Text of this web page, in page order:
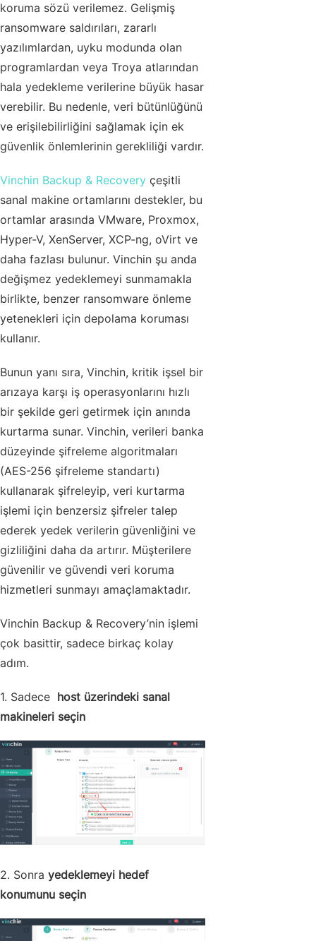
koruma sözü verilemez. Gelişmiş
ransomware saldırıları, zararlı
yazılımlardan, uyku modunda olan
programlardan veya Troya atlarından
hala yedekleme verilerine büyük hasar
verebilir. Bu nedenle, veri bütünlüğünü
ve erişilebilirliğini sağlamak için ek
güvenlik önlemlerinin gerekliliği vardır.
Vinchin Backup & Recovery çeşitli
sanal makine ortamlarını destekler, bu
ortamlar arasında VMware, Proxmox,
Hyper-V, XenServer, XCP-ng, oVirt ve
daha fazlası bulunur. Vinchin şu anda
değişmez yedeklemeyi sunmamakla
birlikte, benzer ransomware önleme
yetenekleri için depolama koruması
kullanır.
Bunun yanı sıra, Vinchin, kritik işsel bir
arızaya karşı iş operasyonlarını hızlı
bir şekilde geri getirmek için anında
kurtarma sunar. Vinchin, verileri banka
düzeyinde şifreleme algoritmaları
(AES-256 şifreleme standartı)
kullanarak şifreleyip, veri kurtarma
işlemi için benzersiz şifreler talep
ederek yedek verilerin güvenliğini ve
gizliliğini daha da artırır. Müşterilere
güvenilir ve güvendi veri koruma
hizmetleri sunmayı amaçlamaktadır.
Vinchin Backup & Recovery’nin işlemi
çok basittir, sadece birkaç kolay
adım.
1. Sadece host üzerindeki sanal
makineleri seçin
2. Sonra yedeklemeyi hedef
konumunu seçin